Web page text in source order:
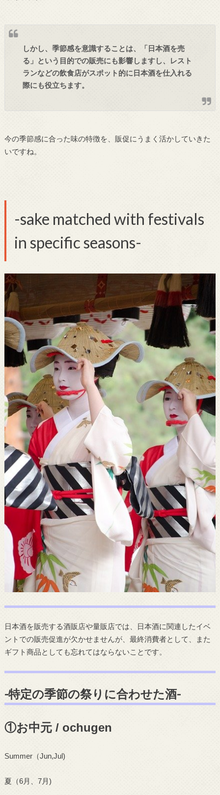
しかし、季節感を意識することは、「日本酒を売
る」という目的での販売にも影響しますし、レスト
ランなどの飲食店がスポット的に日本酒を仕入れる
際にも役立ちます。
今の季節感に合った味の特徴を、販促にうまく活かしていきた
いですね。
-sake matched with festivals
in specific seasons-
日本酒を販売する酒販店や量販店では、日本酒に関連したイベ
ントでの販売促進が欠かせませんが、最終消費者として、また
ギフト商品としても忘れてはならないことです。
-特定の季節の祭りに合わせた酒-
①お中元 / ochugen
Summer（Jun,Jul)
夏（6月、 7月)